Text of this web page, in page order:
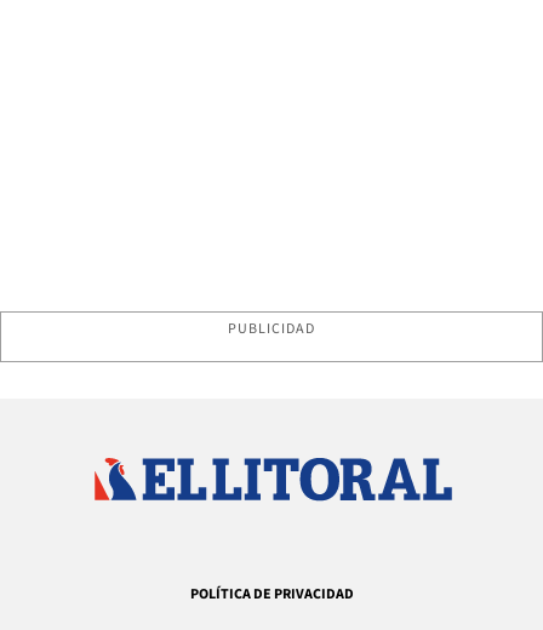
PUBLICIDAD
POLÍTICA DE PRIVACIDAD